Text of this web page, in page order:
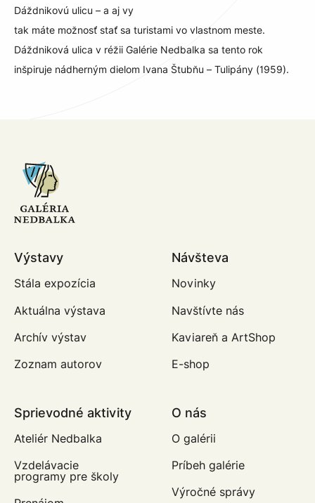
Dáždnikovú ulicu – a aj vy
tak máte možnosť stať sa turistami vo vlastnom meste.
Dáždniková ulica v réžii Galérie Nedbalka sa tento rok
inšpiruje nádherným dielom Ivana Štubňu – Tulipány (1959).
Výstavy
Stála expozícia
Aktuálna výstava
Archív výstav
Zoznam autorov
Návšteva
Novinky
Navštívte nás
Kaviareň a ArtShop
E-shop
Sprievodné aktivity
Ateliér Nedbalka
Vzdelávacie
programy pre školy
O nás
O galérii
Príbeh galérie
Výročné správy